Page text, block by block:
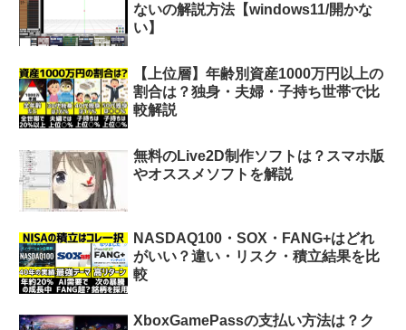
ないの解説方法【windows11/開かな
い】
【上位層】年齢別資産1000万円以上の
割合は？独身・夫婦・子持ち世帯で比
較解説
無料のLive2D制作ソフトは？スマホ版
やオススメソフトを解説
NASDAQ100・SOX・FANG+はどれ
がいい？違い・リスク・積立結果を比
較
XboxGamePassの支払い方法は？ク